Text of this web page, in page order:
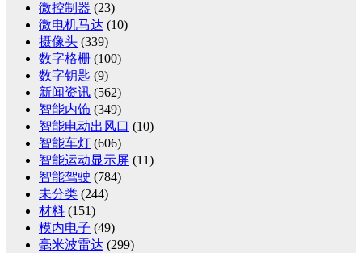
微控制器 (23)
微电机马达 (10)
摄像头 (339)
数字格栅 (100)
数字钥匙 (9)
新闻资讯 (562)
智能内饰 (349)
智能电动出风口 (10)
智能车灯 (606)
智能运动显示屏 (11)
智能驾驶 (784)
未分类 (244)
材料 (151)
模内电子 (49)
毫米波雷达 (299)